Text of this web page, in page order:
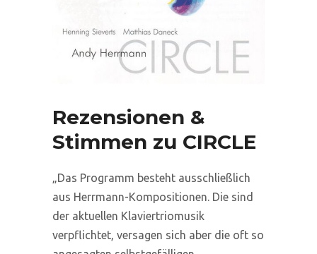
Rezensionen &
Stimmen zu CIRCLE
„Das Programm besteht ausschließlich
aus Herrmann-Kompositionen. Die sind
der aktuellen Klaviertriomusik
verpflichtet, versagen sich aber die oft so